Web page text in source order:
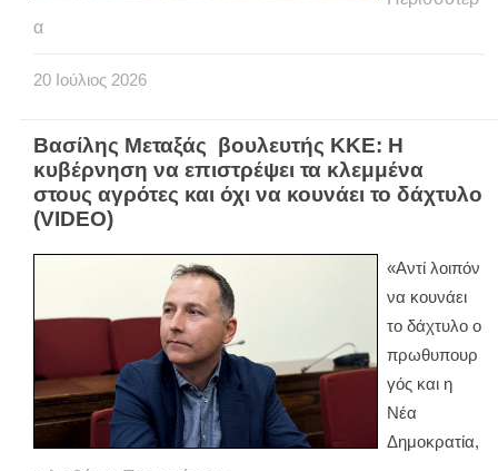
α
20 Ιούλιος 2026
Βασίλης Μεταξάς βουλευτής ΚΚΕ: Η
κυβέρνηση να επιστρέψει τα κλεμμένα
στους αγρότες και όχι να κουνάει το δάχτυλο
(VIDEO)
«Αντί λοιπόν
να κουνάει
το δάχτυλο ο
πρωθυπουρ
γός και η
Νέα
Δημοκρατία,